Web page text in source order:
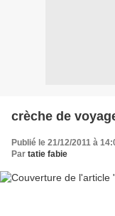
crèche de
Publié le 21/12/2011 à
Par tatie fabie